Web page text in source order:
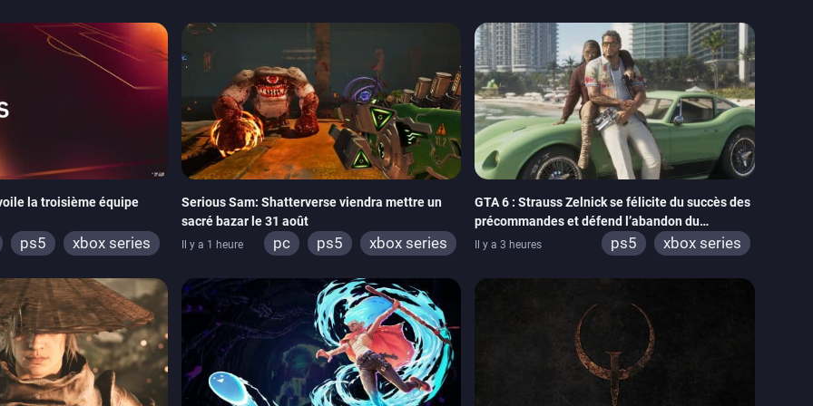
la troisième équipe
ps5
xbox series
one
switch 2
Serious Sam: Shatterverse viendra mettre un
sacré bazar le 31 août
Il y a 1 heure pc ps5 xbox series
GTA 6 : Strauss Zelnick se félicite du succès des
précommandes et défend l’abandon du
physique
Il y a 3 heures ps5 xbox series